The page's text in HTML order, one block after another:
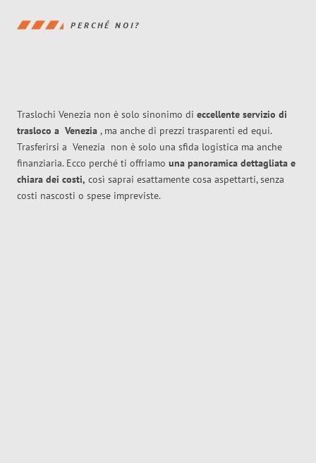
PERCHÉ NOI?
Traslochi Venezia non è solo sinonimo di eccellente servizio di
trasloco a Venezia , ma anche di prezzi trasparenti ed equi.
Trasferirsi a Venezia non è solo una sfida logistica ma anche
finanziaria. Ecco perché ti offriamo una panoramica dettagliata e
chiara dei costi, così saprai esattamente cosa aspettarti, senza
costi nascosti o spese impreviste.